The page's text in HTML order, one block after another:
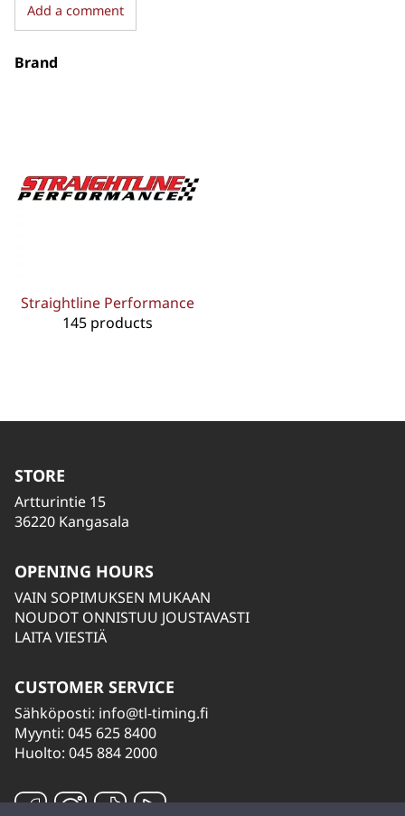
Add a comment
Brand
Straightline Performance
145 products
STORE
Artturintie 15
36220 Kangasala
OPENING HOURS
VAIN SOPIMUKSEN MUKAAN
NOUDOT ONNISTUU JOUSTAVASTI
LAITA VIESTIÄ
CUSTOMER SERVICE
Sähköposti: info@tl-timing.fi
Myynti: 045 625 8400
Huolto: 045 884 2000